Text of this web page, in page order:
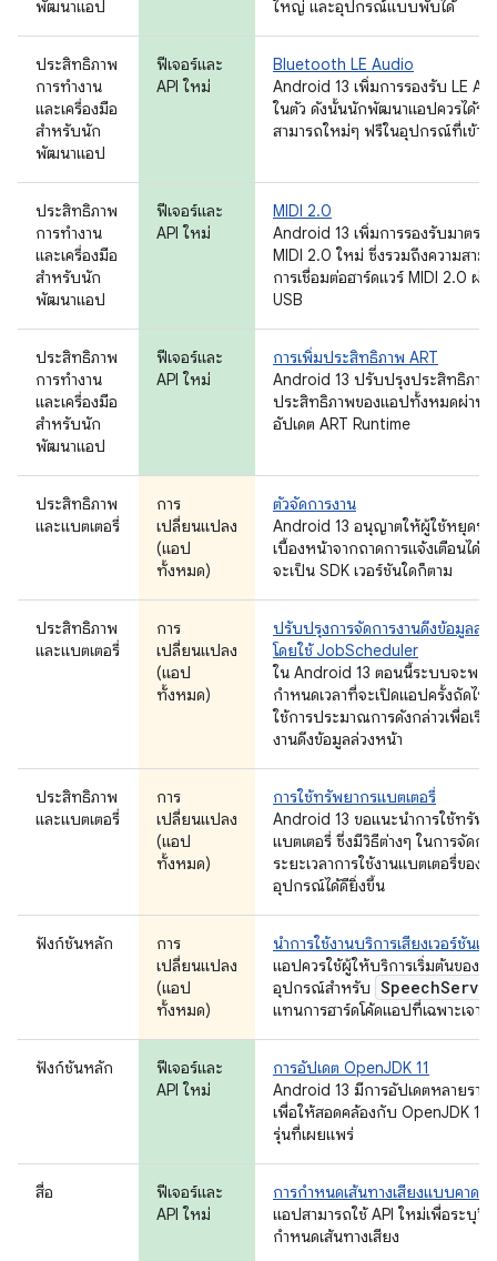
พัฒนาแอป ใหญ่ และอุปกรณ์แบบพับได้
ประสิทธิภาพ
การทำงาน
และเครื่องมือ
สำหรับนัก
พัฒนาแอป
ฟีเจอร์และ
API ใหม่
Bluetooth LE Audio
Android 13 เพิ่มการรองรับ LE
ในตัว ดังนั้นนักพัฒนาแอปควรได้รับ
สามารถใหม่ๆ ฟรีในอุปกรณ์ที่เข้ากั
ประสิทธิภาพ
การทำงาน
และเครื่องมือ
สำหรับนัก
พัฒนาแอป
ฟีเจอร์และ
API ใหม่
MIDI 2.0
Android 13 เพิ่มการรองรับมาตรฐ
MIDI 2.0 ใหม่ ซึ่งรวมถึงความสาม
การเชื่อมต่อฮาร์ดแวร์ MIDI 2.0 ผ่าน
USB
ประสิทธิภาพ
การทำงาน
และเครื่องมือ
สำหรับนัก
พัฒนาแอป
ฟีเจอร์และ
API ใหม่
การเพิ่มประสิทธิภาพ ART
Android 13 ปรับปรุงประสิทธิภาพ
ประสิทธิภาพของแอปทั้งหมดผ่านก
อัปเดต ART Runtime
ประสิทธิภาพ
และแบตเตอรี่
การ
เปลี่ยนแปลง
(แอป
ทั้งหมด)
ตัวจัดการงาน
Android 13 อนุญาตให้ผู้ใช้หยุดบริ
เบื้องหน้าจากถาดการแจ้งเตือนได้ ไ
จะเป็น SDK เวอร์ชันใดก็ตาม
ประสิทธิภาพ
และแบตเตอรี่
การ
เปลี่ยนแปลง
(แอป
ทั้งหมด)
ปรับปรุงการจัดการงานดึงข้อมูลล่ว
โดยใช้ JobScheduler
ใน Android 13 ตอนนี้ระบบจะพย
กำหนดเวลาที่จะเปิดแอปครั้งถัดไป
ใช้การประมาณการดังกล่าวเพื่อเรีย
งานดึงข้อมูลล่วงหน้า
ประสิทธิภาพ
และแบตเตอรี่
การ
เปลี่ยนแปลง
(แอป
ทั้งหมด)
การใช้ทรัพยากรแบตเตอรี่
Android 13 ขอแนะนำการใช้ทรัพย
แบตเตอรี่ ซึ่งมีวิธีต่างๆ ในการจัดกา
ระยะเวลาการใช้งานแบตเตอรี่ของ
อุปกรณ์ได้ดียิ่งขึ้น
ฟังก์ชันหลัก
การ
เปลี่ยนแปลง
(แอป
ทั้งหมด)
นำการใช้งานบริการเสียงเวอร์ชันเก่
แอปควรใช้ผู้ให้บริการเริ่มต้นของ
อุปกรณ์สำหรับ Speech
แทนการฮาร์ดโค้ดแอปที่เฉพาะเจาะ
ฟังก์ชันหลัก
ฟีเจอร์และ
API ใหม่
การอัปเดต OpenJDK 11
Android 13 มีการอัปเดตหลายราย
เพื่อให้สอดคล้องกับ OpenJDK 11
รุ่นที่เผยแพร่
สื่อ
ฟีเจอร์และ
API ใหม่
การกำหนดเส้นทางเสียงแบบคาดก
แอปสามารถใช้ API ใหม่เพื่อระบุวิธี
กำหนดเส้นทางเสียง